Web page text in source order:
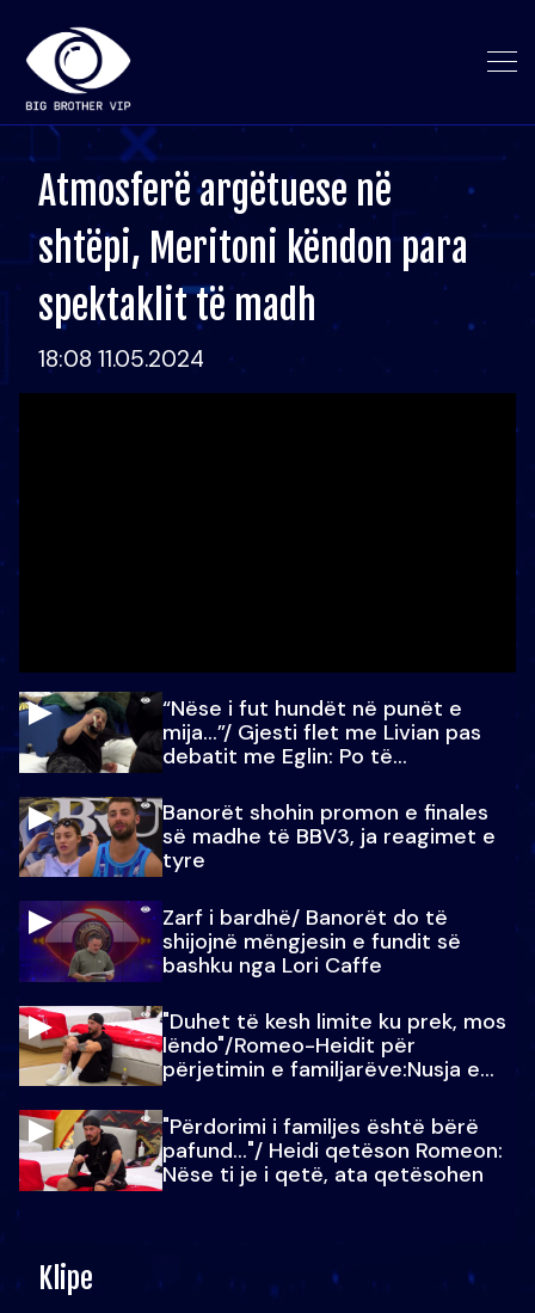
Atmosferë argëtuese në
shtëpi, Meritoni këndon para
spektaklit të madh
18:08 11.05.2024
“Nëse i fut hundët në punët e
mija…”/ Gjesti flet me Livian pas
debatit me Eglin: Po të
Banorët shohin promon e finales
së madhe të BBV3, ja reagimet e
tyre
Zarf i bardhë/ Banorët do të
shijojnë mëngjesin e fundit së
bashku nga Lori Caffe
"Duhet të kesh limite ku prek, mos
lëndo"/Romeo-Heidit për
përjetimin e familjarëve:Nusja e
"Përdorimi i familjes është bërë
pafund…"/ Heidi qetëson Romeon:
Nëse ti je i qetë, ata qetësohen
Klipe